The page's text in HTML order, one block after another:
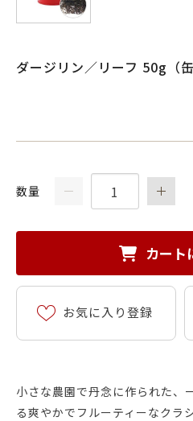
ダージリン／リーフ 50g（缶
数量
カート
お気に入り登録
小さな農園で丹念に作られた、
る爽やかでフルーティーなクラ